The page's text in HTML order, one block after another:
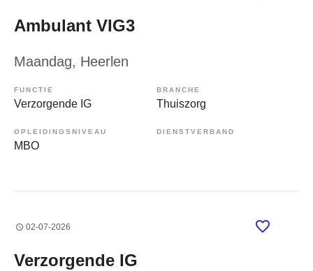
Ambulant VIG3
Maandag, Heerlen
FUNCTIE
Verzorgende IG
BRANCHE
Thuiszorg
OPLEIDINGSNIVEAU
MBO
DIENSTVERBAND
02-07-2026
Verzorgende IG